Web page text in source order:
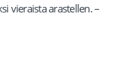
vieraista arastellen. –